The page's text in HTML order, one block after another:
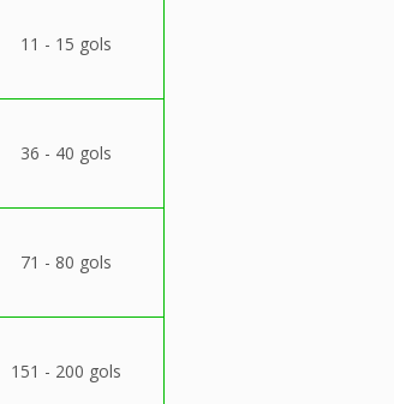
11 - 15 gols
36 - 40 gols
71 - 80 gols
151 - 200 gols